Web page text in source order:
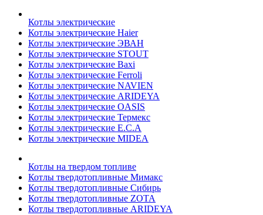
Котлы электрические
Котлы электрические Haier
Котлы электрические ЭВАН
Котлы электрические STOUT
Котлы электрические Baxi
Котлы электрические Ferroli
Котлы электрические NAVIEN
Котлы электрические ARIDEYA
Котлы электрические OASIS
Котлы электрические Термекс
Котлы электрические E.C.A
Котлы электрические MIDEA
Котлы на твердом топливе
Котлы твердотопливные Мимакс
Котлы твердотопливные Сибирь
Котлы твердотопливные ZOTA
Котлы твердотопливные ARIDEYA